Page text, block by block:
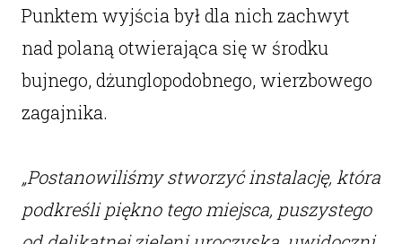
Punktem wyjścia był dla nich zachwyt
nad polaną otwierająca się w środku
bujnego, dżunglopodobnego, wierzbowego
zagajnika.
„Postanowiliśmy stworzyć instalację, która
podkreśli piękno tego miejsca, puszystego